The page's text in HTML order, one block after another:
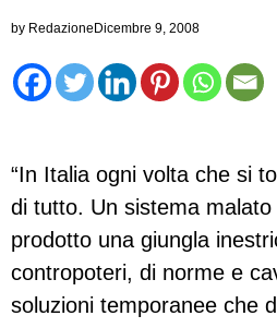
by Redazione Dicembre 9, 2008
“In Italia ogni volta che si
di tutto. Un sistema
prodotto una giungla
contropoteri, di norme e
soluzioni temporanee che